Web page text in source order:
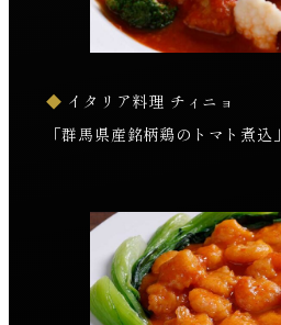
◆ イタリア料理 チィニョ
「群馬県産銘柄鶏のトマト煮込」